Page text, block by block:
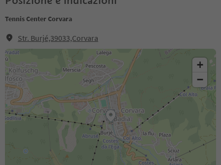
Tennis Center Corvara
Str. Burjé,39033,Corvara
+
−